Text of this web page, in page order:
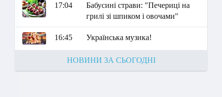
17:04
Бабусині страви: "Печериці на
грилі зі шпиком і овочами"
16:45 Українська музика!
НОВИНИ ЗА СЬОГОДНІ